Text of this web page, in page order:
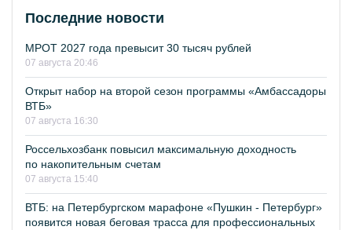
Последние новости
МРОТ 2027 года превысит 30 тысяч рублей
07 августа 20:46
Открыт набор на второй сезон программы «Амбассадоры
ВТБ»
07 августа 16:30
Россельхозбанк повысил максимальную доходность
по накопительным счетам
07 августа 15:40
ВТБ: на Петербургском марафоне «Пушкин - Петербург»
появится новая беговая трасса для профессиональных